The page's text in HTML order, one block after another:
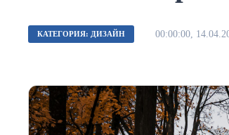
КАТЕГОРИЯ: ДИЗАЙН 00:00:00,